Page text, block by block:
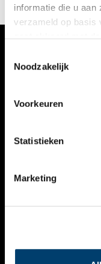
informatie die u aan
verzameld op basis
Noodzakelijk
Voorkeuren
Statistieken
Marketing
VERHALEN
KALENDER
THEMA’S
VIDEO’S
CONTACT